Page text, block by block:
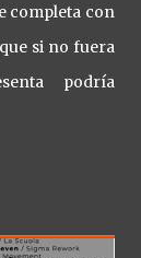
completa con
si no fuera
podría